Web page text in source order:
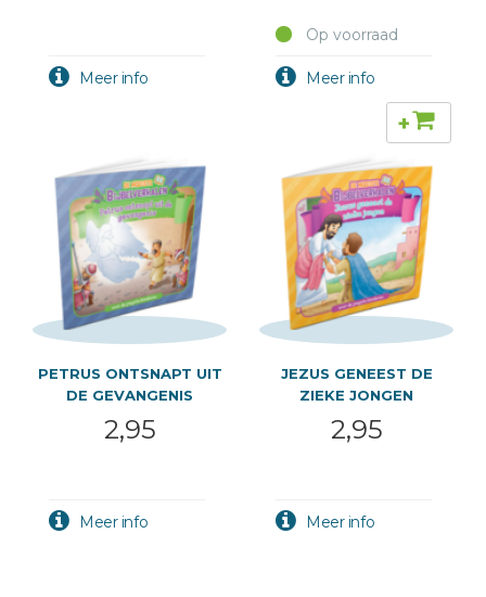
Op voorraad
+
PETRUS ONTSNAPT UIT
DE GEVANGENIS
2,95
JEZUS GENEEST DE
ZIEKE JONGEN
2,95